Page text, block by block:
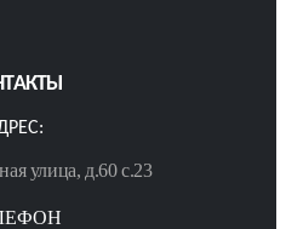
улица, д.60 с.23